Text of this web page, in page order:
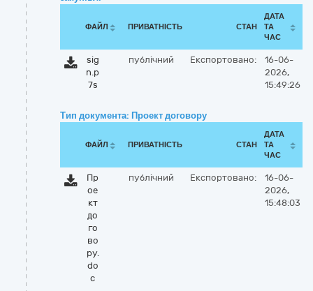
ФАЙЛ ПРИВАТНІСТЬ СТАН
ДАТА
ТА
ЧАС
sig
n.p
7s
публічний Експортовано:
16-06-
2026,
15:49:26
Тип документа: Проект договору
ФАЙЛ ПРИВАТНІСТЬ СТАН
ДАТА
ТА
ЧАС
Пр
ое
кт
до
го
во
ру.
do
c
публічний Експортовано:
16-06-
2026,
15:48:03